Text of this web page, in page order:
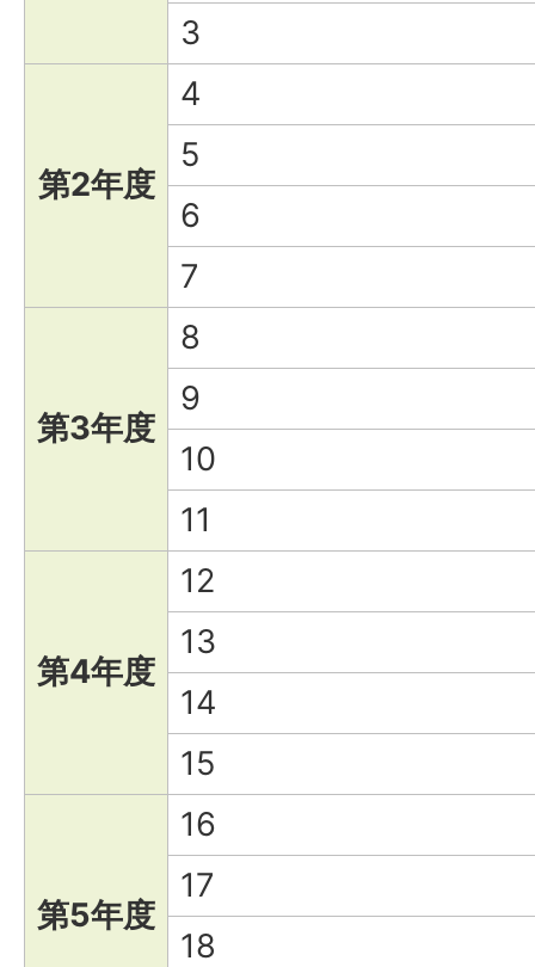
3
第2年度
4
5
6
7
第3年度
8
9
10
11
第4年度
12
13
14
15
第5年度
16
17
18